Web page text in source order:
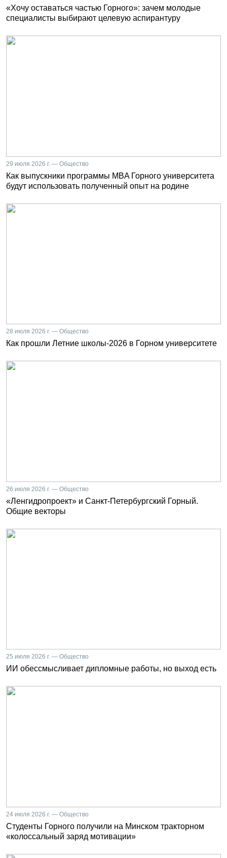
«Хочу оставаться частью Горного»: зачем молодые
специалисты выбирают целевую аспирантуру
29 июля 2026 г. — Общество
Как выпускники программы MBA Горного университета
будут использовать полученный опыт на родине
28 июля 2026 г. — Общество
Как прошли Летние школы-2026 в Горном университете
26 июля 2026 г. — Общество
«Ленгидропроект» и Санкт-Петербургский Горный.
Общие векторы
25 июля 2026 г. — Общество
ИИ обессмысливает дипломные работы, но выход есть
24 июля 2026 г. — Общество
Студенты Горного получили на Минском тракторном
«колоссальный заряд мотивации»